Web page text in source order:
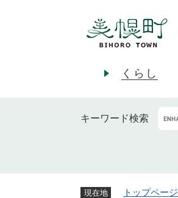
くらし
キーワード検索
現在地 トップページ